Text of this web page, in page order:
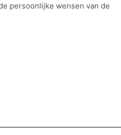
persoonlijke wensen van de